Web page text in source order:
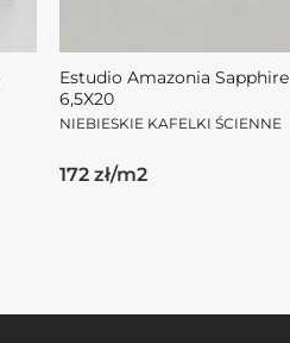
Estudio Amazonia Sapphire
6,5X20
NIEBIESKIE KAFELKI ŚCIENNE
172 zł/m2